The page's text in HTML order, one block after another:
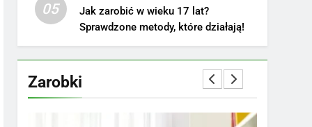
05
Jak zarobić w wieku 17 lat?
Sprawdzone metody, które działają!
Zarobki
na tym stanowisku
ZAROBKI
szkole: pomysły i